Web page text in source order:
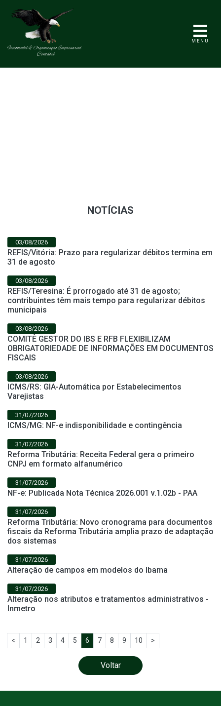
MENU
NOTÍCIAS
03/08/2026
REFIS/Vitória: Prazo para regularizar débitos termina em
31 de agosto
03/08/2026
REFIS/Teresina: É prorrogado até 31 de agosto;
contribuintes têm mais tempo para regularizar débitos
municipais
03/08/2026
COMITÊ GESTOR DO IBS E RFB FLEXIBILIZAM
OBRIGATORIEDADE DE INFORMAÇÕES EM DOCUMENTOS
FISCAIS
03/08/2026
ICMS/RS: GIA-Automática por Estabelecimentos
Varejistas
31/07/2026
ICMS/MG: NF-e indisponibilidade e contingência
31/07/2026
Reforma Tributária: Receita Federal gera o primeiro
CNPJ em formato alfanumérico
31/07/2026
NF-e: Publicada Nota Técnica 2026.001 v.1.02b - PAA
31/07/2026
Reforma Tributária: Novo cronograma para documentos
fiscais da Reforma Tributária amplia prazo de adaptação
dos sistemas
31/07/2026
Alteração de campos em modelos do Ibama
31/07/2026
Alteração nos atributos e tratamentos administrativos -
Inmetro
< 1 2 3 4 5 6 7 8 9 10 >
Voltar